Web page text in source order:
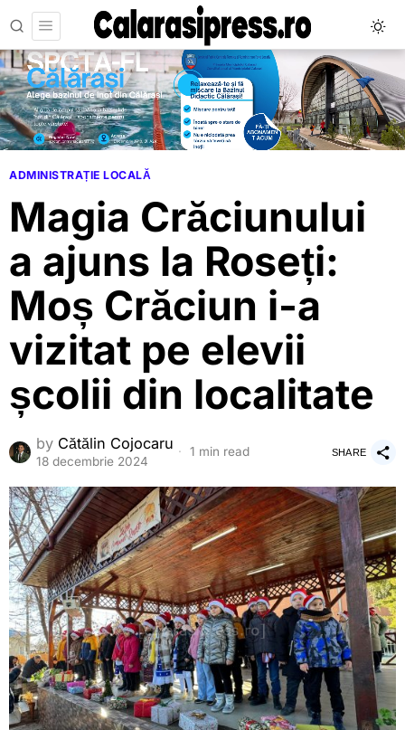
ADMINISTRAȚIE LOCALĂ
Magia Crăciunului
a ajuns la Roseți:
Moș Crăciun i-a
vizitat pe elevii
școlii din localitate
by Cătălin Cojocaru
18 decembrie 2024
1 min read SHARE